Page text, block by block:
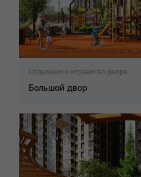
Отдыхаем и играем во дворе
Большой двор